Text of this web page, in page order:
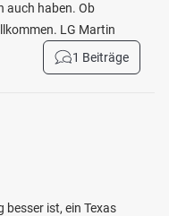
auch haben. Ob
LG Martin
1 Beiträge
ist, ein Texas